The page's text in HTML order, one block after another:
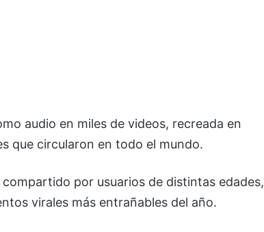
audio en miles de videos, recreada en
que circularon en todo el mundo.
por usuarios de distintas edades,
virales más entrañables del año.